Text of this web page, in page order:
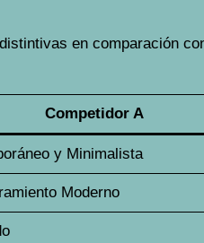
en comparación
Competidor A
y Minimalista
Moderno